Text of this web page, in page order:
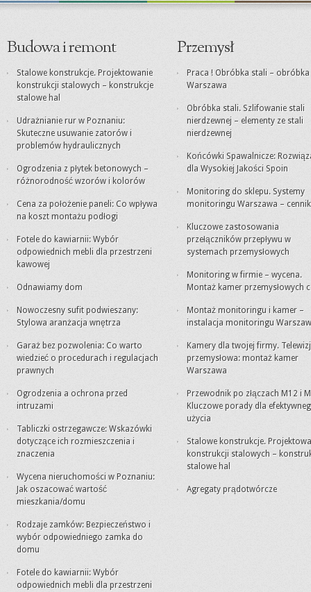
Budowa i remont
Stalowe konstrukcje. Projektowanie
konstrukcji stalowych – konstrukcje
stalowe hal
Udrażnianie rur w Poznaniu:
Skuteczne usuwanie zatorów i
problemów hydraulicznych
Ogrodzenia z płytek betonowych –
różnorodność wzorów i kolorów
Cena za położenie paneli: Co wpływa
na koszt montażu podłogi
Fotele do kawiarnii: Wybór
odpowiednich mebli dla przestrzeni
kawowej
Odnawiamy dom
Nowoczesny sufit podwieszany:
Stylowa aranżacja wnętrza
Garaż bez pozwolenia: Co warto
wiedzieć o procedurach i regulacjach
prawnych
Ogrodzenia a ochrona przed
intruzami
Tabliczki ostrzegawcze: Wskazówki
dotyczące ich rozmieszczenia i
znaczenia
Wycena nieruchomości w Poznaniu:
Jak oszacować wartość
mieszkania/domu
Rodzaje zamków: Bezpieczeństwo i
wybór odpowiedniego zamka do
domu
Fotele do kawiarnii: Wybór
odpowiednich mebli dla przestrzeni
Przemysł
Praca ! Obróbka stali – obróbka
Warszawa
Obróbka stali. Szlifowanie stali
nierdzewnej – elementy ze stali
nierdzewnej
Końcówki Spawalnicze:
dla Wysokiej Jakości Spoin
Monitoring do sklepu. Systemy
monitoringu Warszawa – cennik
Kluczowe zastosowania
przełączników przepływu w
systemach przemysłowych
Monitoring w firmie – wycena.
Montaż kamer przemysłowych
Montaż monitoringu i kamer –
instalacja monitoringu
Kamery dla twojej firmy.
przemysłowa: montaż kamer
Warszawa
Przewodnik po złączach M12 i
Kluczowe porady dla
użycia
Stalowe konstrukcje.
konstrukcji stalowych –
stalowe hal
Agregaty prądotwórcze